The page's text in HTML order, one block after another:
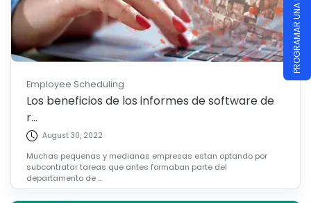
Employee Scheduling
Los beneficios de los informes de software de
r...
August 30, 2022
Muchas pequenas y medianas empresas estan optando por
subcontratar tareas que antes formaban parte del
departamento de ...